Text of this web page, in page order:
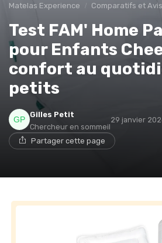
Matelas Experience Comparatifs et
Test FAM' Home
pour Enfants
confort au
petits
Gilles Petit
Chercheur en sommeil
29 janvier
Partager cette page
Bons plans
Tests en avant-
→ Je rejoins le
Non merci, peut-être